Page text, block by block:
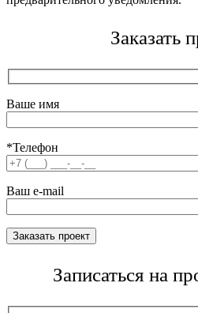
Заказать
Ваше имя
*Телефон
Ваш e-mail
Записаться на